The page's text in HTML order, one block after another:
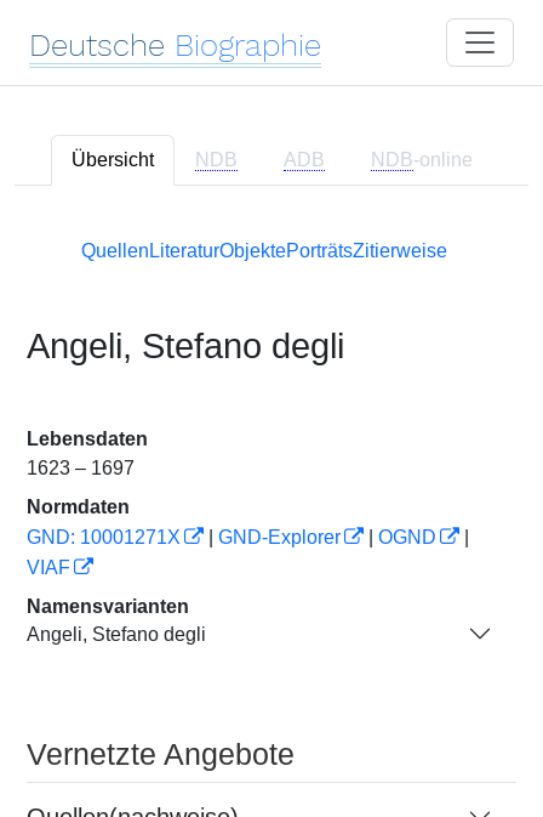
Deutsche Biographie
Übersicht NDB ADB NDB-online
Quellen LiteraturObjektePorträtsZitierweise
Angeli, Stefano degli
Lebensdaten
1623 – 1697
Normdaten
GND: 10001271X
GND-Explorer OGND
VIAF
Namensvarianten
Angeli, Stefano degli
Vernetzte Angebote